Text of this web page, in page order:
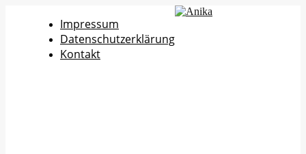
Impressum
Datenschutzerklärung
Kontakt